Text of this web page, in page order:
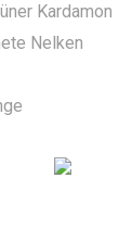
Kardamon
Nelken